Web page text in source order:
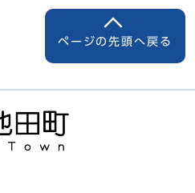
ページの先頭へ戻る